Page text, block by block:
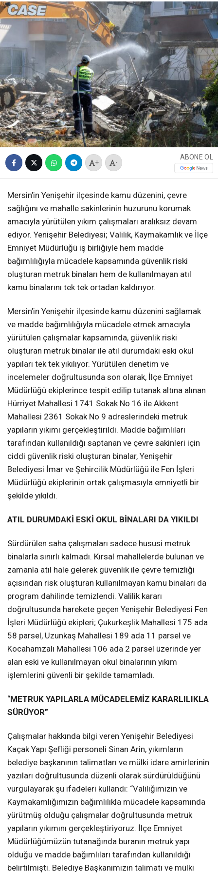
+ -
ABONE OL
Mersin’in Yenişehir ilçesinde kamu düzenini, çevre
sağlığını ve mahalle sakinlerinin huzurunu korumak
amacıyla yürütülen yıkım çalışmaları aralıksız devam
ediyor. Yenişehir Belediyesi; Valilik, Kaymakamlık ve İlçe
Emniyet Müdürlüğü iş birliğiyle hem madde
bağımlılığıyla mücadele kapsamında güvenlik riski
oluşturan metruk binaları hem de kullanılmayan atıl
kamu binalarını tek tek ortadan kaldırıyor.
Mersin’in Yenişehir ilçesinde kamu düzenini sağlamak
ve madde bağımlılığıyla mücadele etmek amacıyla
yürütülen çalışmalar kapsamında, güvenlik riski
oluşturan metruk binalar ile atıl durumdaki eski okul
yapıları tek tek yıkılıyor. Yürütülen denetim ve
incelemeler doğrultusunda son olarak, İlçe Emniyet
Müdürlüğü ekiplerince tespit edilip tutanak altına alınan
Hürriyet Mahallesi 1741 Sokak No 16 ile Akkent
Mahallesi 2361 Sokak No 9 adreslerindeki metruk
yapıların yıkımı gerçekleştirildi. Madde bağımlıları
tarafından kullanıldığı saptanan ve çevre sakinleri için
ciddi güvenlik riski oluşturan binalar, Yenişehir
Belediyesi İmar ve Şehircilik Müdürlüğü ile Fen İşleri
Müdürlüğü ekiplerinin ortak çalışmasıyla emniyetli bir
şekilde yıkıldı.
ATIL DURUMDAKİ ESKİ OKUL BİNALARI DA YIKILDI
Sürdürülen saha çalışmaları sadece hususi metruk
binalarla sınırlı kalmadı. Kırsal mahallelerde bulunan ve
zamanla atıl hale gelerek güvenlik ile çevre temizliği
açısından risk oluşturan kullanılmayan kamu binaları da
program dahilinde temizlendi. Valilik kararı
doğrultusunda harekete geçen Yenişehir Belediyesi Fen
İşleri Müdürlüğü ekipleri; Çukurkeşlik Mahallesi 175 ada
58 parsel, Uzunkaş Mahallesi 189 ada 11 parsel ve
Kocahamzalı Mahallesi 106 ada 2 parsel üzerinde yer
alan eski ve kullanılmayan okul binalarının yıkım
işlemlerini güvenli bir şekilde tamamladı.
“METRUK YAPILARLA MÜCADELEMİZ KARARLILIKLA
SÜRÜYOR”
Çalışmalar hakkında bilgi veren Yenişehir Belediyesi
Kaçak Yapı Şefliği personeli Sinan Arin, yıkımların
belediye başkanının talimatları ve mülki idare amirlerinin
yazıları doğrultusunda düzenli olarak sürdürüldüğünü
vurgulayarak şu ifadeleri kullandı: “Valiliğimizin ve
Kaymakamlığımızın bağımlılıkla mücadele kapsamında
yürütmüş olduğu çalışmalar doğrultusunda metruk
yapıların yıkımını gerçekleştiriyoruz. İlçe Emniyet
Müdürlüğümüzün tutanağında buranın metruk yapı
olduğu ve madde bağımlıları tarafından kullanıldığı
belirtilmişti. Belediye Başkanımızın talimatı ve mülki